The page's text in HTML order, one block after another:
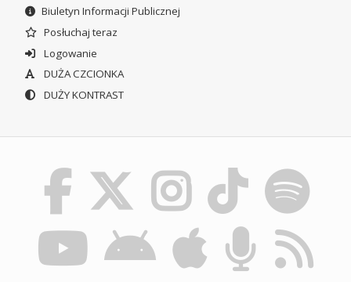
Biuletyn Informacji Publicznej
Posłuchaj teraz
Logowanie
DUŻA CZCIONKA
DUŻY KONTRAST